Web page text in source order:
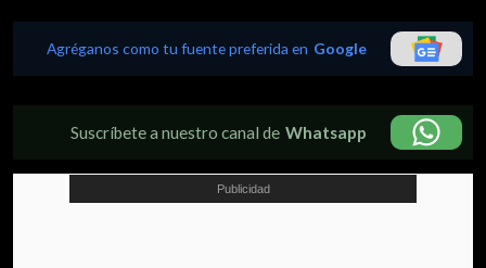
Agréganos como tu fuente preferida en Google
Suscríbete a nuestro canal de Whatsapp